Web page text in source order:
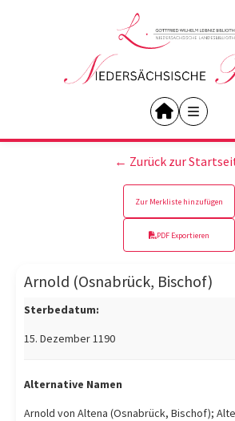
← Zurück zur
Zur Merkliste hinzufügen
PDF Exportieren
Arnold (Osnabrück, Bischof)
Sterbedatum:
15. Dezember 1190
Alternative Namen
Arnold von Altena (Osnabrück, Bischof);